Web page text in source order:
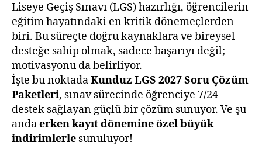
Liseye Geçiş Sınavı (LGS) hazırlığı, öğrencilerin
eğitim hayatındaki en kritik dönemeçlerden
biri. Bu süreçte doğru kaynaklara ve bireysel
desteğe sahip olmak, sadece başarıyı değil;
motivasyonu da belirliyor.
İşte bu noktadaKunduz LGS 2027 Soru Çözüm
Paketleri, sınav sürecinde öğrenciye 7/24
destek sağlayan güçlü bir çözüm sunuyor. Ve şu
andaerken kayıt dönemine özel büyük
indirimlerle sunuluyor!